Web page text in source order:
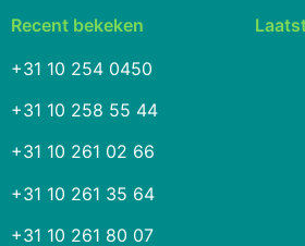
Recent bekeken
+31 10 254 0450
+31 10 258 55 44
+31 10 261 02 66
+31 10 261 35 64
+31 10 261 80 07